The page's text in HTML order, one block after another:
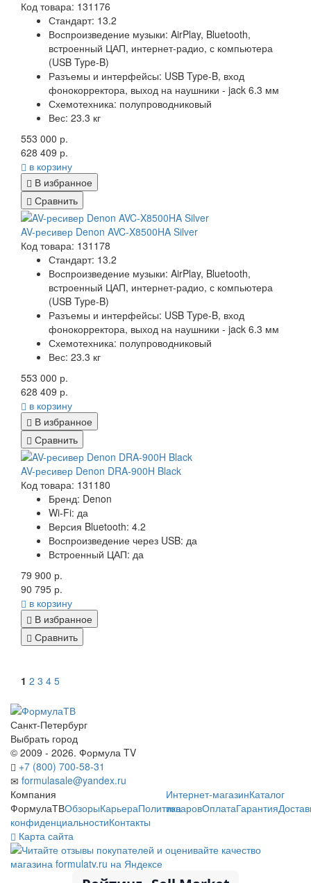
Код товара: 131176
Стандарт: 13.2
Воспроизведение музыки: AirPlay, Bluetooth,
встроенный ЦАП, интернет-радио, с компьютера
(USB Type-B)
Разъемы и интерфейсы: USB Type-B, вход
фонокорректора, выход на наушники - jack 6.3 мм
Схемотехника: полупроводниковый
Вес: 23.3 кг
553 000 р.
628 409 р.
в корзину
В избранное
Сравнить
AV-ресивер Denon AVC-X8500HA Silver
Код товара: 131178
Стандарт: 13.2
Воспроизведение музыки: AirPlay, Bluetooth,
встроенный ЦАП, интернет-радио, с компьютера
(USB Type-B)
Разъемы и интерфейсы: USB Type-B, вход
фонокорректора, выход на наушники - jack 6.3 мм
Схемотехника: полупроводниковый
Вес: 23.3 кг
553 000 р.
628 409 р.
в корзину
В избранное
Сравнить
AV-ресивер Denon DRA-900H Black
Код товара: 131180
Бренд: Denon
Wi-Fi: да
Версия Bluetooth: 4.2
Воспроизведение через USB: да
Встроенный ЦАП: да
79 900 р.
90 795 р.
в корзину
В избранное
Сравнить
1 2 3 4 5
Санкт-Петербург
Выбрать город
© 2009 - 2026. Формула TV
+7 (800) 700-58-31
formulasale@yandex.ru
Компания
ФормулаТВОбзорыКарьераПолитика
конфиденциальностиКонтакты
Интернет-магазинКаталог
товаровОплатаГарантия
Карта сайта